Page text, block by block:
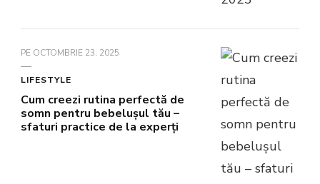
PE OCTOMBRIE 23, 2025
LIFESTYLE
Cum creezi rutina perfectă de
somn pentru bebelușul tău –
sfaturi practice de la experți